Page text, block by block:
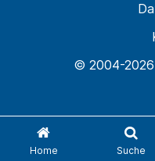
Home Suche
© 2004-2026